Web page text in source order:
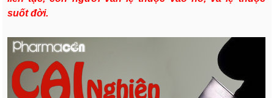
suốt đời.